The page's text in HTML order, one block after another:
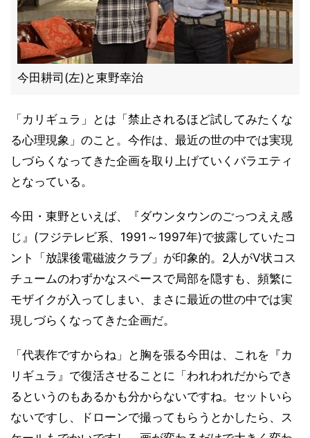
今田耕司(左)と東野幸治
「カリギュラ」とは「禁止されるほど試してみたくな
る心理現象」のこと。今作は、最近の世の中では実現
しづらくなってきた企画を取り上げていくバラエティ
となっている。
今田・東野といえば、『ダウンタウンのごっつええ感
じ』(フジテレビ系、1991～1997年)で披露していたコ
ント「放課後電磁波クラブ」が印象的。2人がV状コス
チュームのわずかなスペースで局部を隠すも、頻繁に
モザイクが入ってしまい、まさに最近の世の中では実
現しづらくなってきた企画だ。
「代表作ですからね」と胸を張る今田は、これを『カ
リギュラ』で復活させることに「われわれだからでき
るというのもあるかも分からないですね。セットいら
ないですし、ドローンで撮ってもらうとかしたら、ス